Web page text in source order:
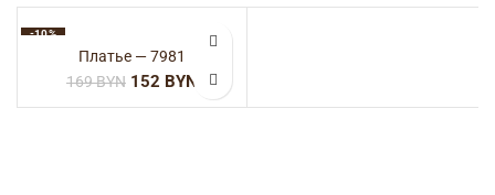
-10%
Платье — 7981
169BYN 152 BYN